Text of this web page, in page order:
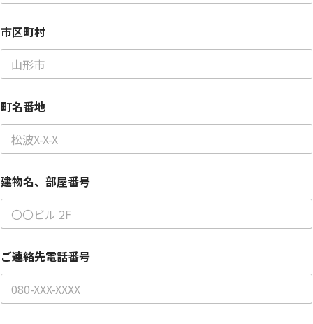
市区町村
町名番地
建物名、部屋番号
ご連絡先電話番号